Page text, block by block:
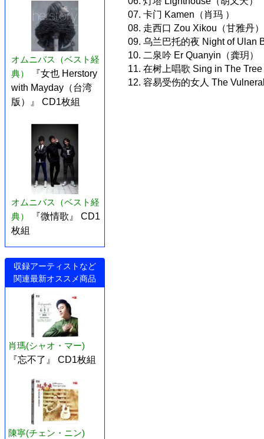
オムニバス（ベスト経
典）
『女也 Herstory
with Mayday（台湾
版）』 CD1枚組
オムニバス（ベスト経
典）
『微情歌』 CD1
枚組
収録アーティストなど
関連最新オススメ商品
肖瑪(シャオ・マー)
『忘不了』 CD1枚組
陳寧(チェン・ニン)
07. 卡门 Kamen（肖玛 ）
08. 走西口 Zou Xikou（甘雅丹）
09. 乌兰巴托的夜 Night of Ulan
10. 二泉吟 Er Quanyin（龚玥）
11. 在树上唱歌 Sing in The
12. 容易受伤的女人 The